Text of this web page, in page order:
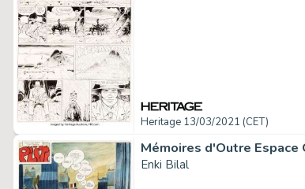
Heritage 13/03/2021 (CET)
Enki Bilal